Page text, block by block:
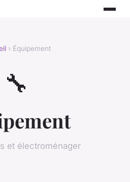
› Équipement
🔧
et électroménager